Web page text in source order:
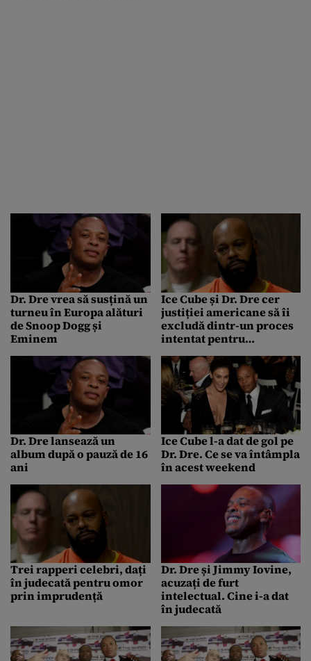
Dr. Dre vrea să susțină un
turneu în Europa alături
de Snoop Dogg și
Eminem
Ice Cube și Dr. Dre cer
justiției americane să îi
excludă dintr-un proces
intentat pentru
Dr. Dre lansează un
album după o pauză de 16
ani
Ice Cube l-a dat de gol pe
Dr. Dre. Ce se va întâmpla
în acest weekend
Trei rapperi celebri, dați
în judecată pentru omor
prin imprudență
Dr. Dre și Jimmy Iovine,
acuzați de furt
intelectual. Cine i-a dat
în judecată